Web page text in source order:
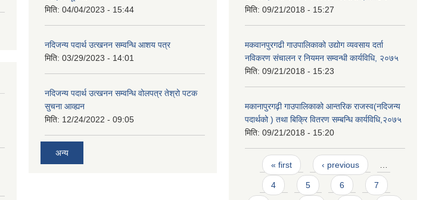
मिति: 04/04/2023 - 15:44
नदिजन्य पदार्थ उत्खनन सम्वन्धि आशय पत्र
मिति: 03/29/2023 - 14:01
नदिजन्य पदार्थ उत्खनन सम्वन्धि वोलपत्र तेश्रो पटक
सुचना आव्ह्यन
मिति: 12/24/2022 - 09:05
अन्य
मिति: 09/21/2018 - 15:27
मकवानपुरगढी गाउपालिकाको उद्योग व्यवसाय दर्ता
नविकरण संचालन र नियमन सम्वन्धी कार्यविधि, २०७५
मिति: 09/21/2018 - 15:23
मकानापुरगढ़ी गाउपालिकाको आन्तरिक राजस्व(नदिजन्य
पदार्थको ) तथा बिक्रि वितरण सम्बन्धि कार्यविधि,२०७५
मिति: 09/21/2018 - 15:20
Pages
« first ‹ previous …
4 5 6 7